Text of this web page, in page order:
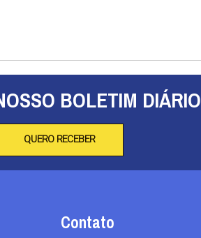
BOLETIM DIÁRIO
QUERO RECEBER
Contato